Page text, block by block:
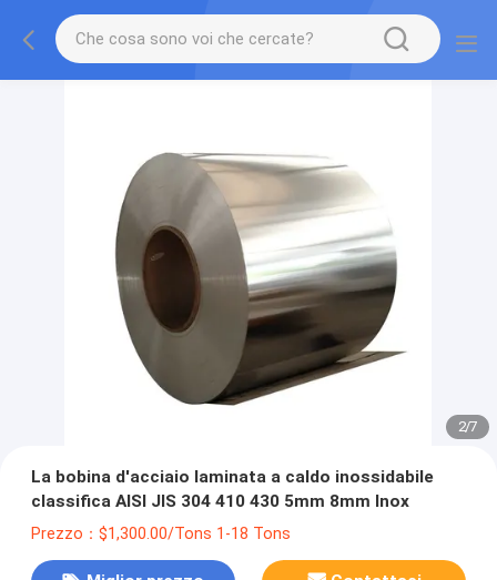
2/7
La bobina d'acciaio laminata a caldo inossidabile
classifica AISI JIS 304 410 430 5mm 8mm Inox
Prezzo：$1,300.00/Tons 1-18 Tons